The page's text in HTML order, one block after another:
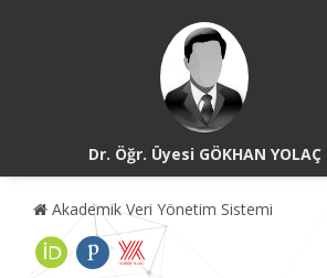
Dr. Öğr. Üyesi GÖKHAN YOLAÇ
Akademik Veri Yönetim Sistemi